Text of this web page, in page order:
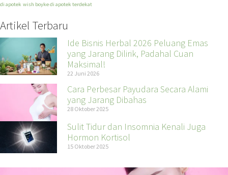
di apotek wish boyke di apotek terdekat
Artikel Terbaru
Ide Bisnis Herbal 2026 Peluang Emas
yang Jarang Dilirik, Padahal Cuan
Maksimal!
22 Juni 2026
Cara Perbesar Payudara Secara Alami
yang Jarang Dibahas
28 Oktober 2025
Sulit Tidur dan Insomnia Kenali Juga
Hormon Kortisol
15 Oktober 2025